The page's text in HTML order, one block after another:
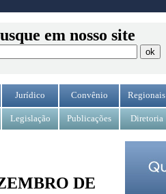
em nosso site
Jurídico Convênio Regionais
Legislação Publicações Diretoria
DE